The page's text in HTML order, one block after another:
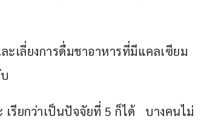
เลี่ยงการดื่มชาอาหารที่มีแคลเซียม
ยกว่าเป็นปัจจัยที่ 5 ก็ได้   บางคนไม่